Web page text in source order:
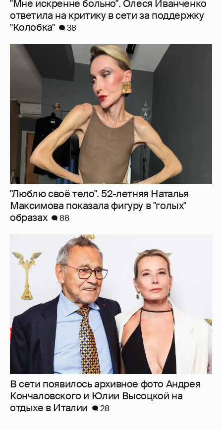
"Мне искренне больно". Олеся Иванченко
ответила на критику в сети за поддержку
"Колобка"
38
"Люблю своё тело". 52-летняя Наталья
Максимова показала фигуру в "голых"
образах
88
В сети появилось архивное фото Андрея
Кончаловского и Юлии Высоцкой на
отдыхе в Италии
28